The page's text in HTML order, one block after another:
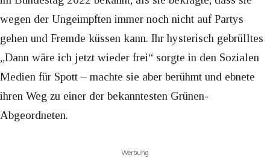
wegen der Ungeimpften immer noch nicht auf Partys
gehen und Fremde küssen kann. Ihr hysterisch gebrülltes
„Dann wäre ich jetzt wieder frei“ sorgte in den Sozialen
Medien für Spott – machte sie aber berühmt und ebnete
ihren Weg zu einer der bekanntesten Grünen-
Abgeordneten.
Werbung